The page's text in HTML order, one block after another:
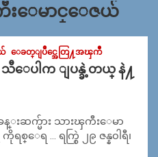
းေမာင္ေဇယ်
ေခတ္ျပိဳင္အေတြ႔အၾကဳံ
– သီေပါက ျပန္ခဲ့တယ္ နဲ႔
းဆက္မ်ား သားၾကီးေမာ
ေရ … ရက္စြဲ ၂၉ ဇန္န၀ါရီ၊